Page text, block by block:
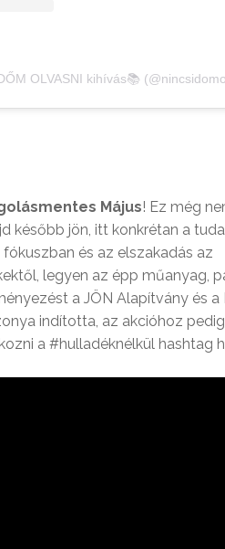
OLVASNI kihívás📚
Május! Ez még
később jön, itt konkrétan a
és az elszakadás az
legyen az épp műanyag,
a JÖN Alapítvány és
indította, az akcióhoz
a #hulladéknélkül hashtag